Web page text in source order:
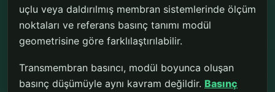
uçlu veya daldırılmış membran sistemlerinde ölçüm
noktaları ve referans basınç tanımı modül
geometrisine göre farklılaştırılabilir.
Transmembran basıncı, modül boyunca oluşan
basınç düşümüyle aynı kavram değildir. Basınç